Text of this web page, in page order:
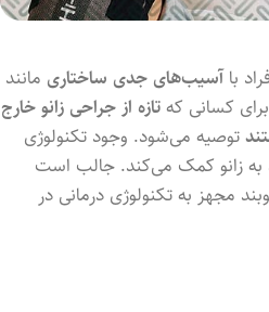
باآسیب‌های جدی ساختاری مانند
تازه از جراحی زانو خارج
توصیه می‌شود. وجود تکنولوژی
به زانو کمک می‌کند. جالب است
مجهز به تکنولوژی درمانی در